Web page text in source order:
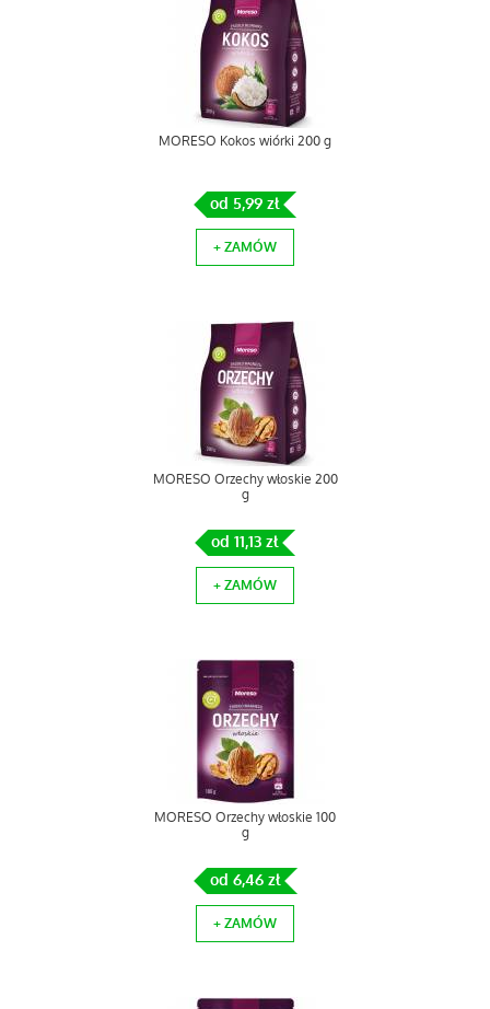
MORESO Kokos wiórki 200 g
od 5,99 zł
+ ZAMÓW
MORESO Orzechy włoskie 200
g
od 11,13 zł
+ ZAMÓW
MORESO Orzechy włoskie 100
g
od 6,46 zł
+ ZAMÓW